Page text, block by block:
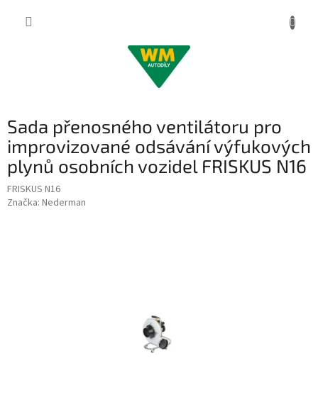
Sada přenosného ventilátoru pro
improvizované odsávání výfukových
plynů osobních vozidel FRISKUS N16
FRISKUS N16
Značka: Nederman